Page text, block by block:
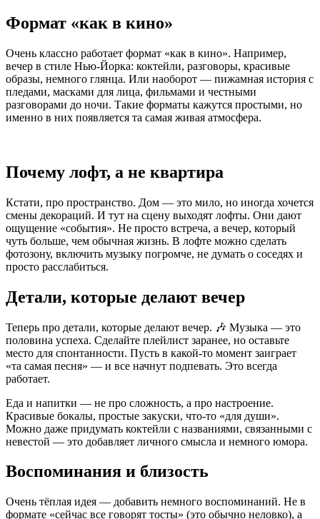
Формат «как в кино»
Очень классно работает формат «как в кино». Например,
вечер в стиле Нью-Йорка: коктейли, разговоры, красивые
образы, немного глянца. Или наоборот — пижамная история с
пледами, масками для лица, фильмами и честными
разговорами до ночи. Такие форматы кажутся простыми, но
именно в них появляется та самая живая атмосфера.
Почему лофт, а не квартира
Кстати, про пространство. Дом — это мило, но иногда хочется
смены декораций. И тут на сцену выходят лофты. Они дают
ощущение «события». Не просто встреча, а вечер, который
чуть больше, чем обычная жизнь. В лофте можно сделать
фотозону, включить музыку погромче, не думать о соседях и
просто расслабиться.
Детали, которые делают вечер
Теперь про детали, которые делают вечер. 🎶 Музыка — это
половина успеха. Сделайте плейлист заранее, но оставьте
место для спонтанности. Пусть в какой-то момент заиграет
«та самая песня» — и все начнут подпевать. Это всегда
работает.
Еда и напитки — не про сложность, а про настроение.
Красивые бокалы, простые закуски, что-то «для души».
Можно даже придумать коктейли с названиями, связанными с
невестой — это добавляет личного смысла и немного юмора.
Воспоминания и близость
Очень тёплая идея — добавить немного воспоминаний. Не в
формате «сейчас все говорят тосты» (это обычно неловко), а